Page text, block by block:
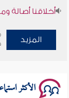
أخلاقنا أصالة
وأمنهم من
المزيد
الأكثر